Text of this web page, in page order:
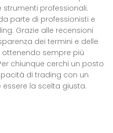
professionali.
parte di professionisti e
Grazie alle recensioni
dei termini e delle
sempre più
chiunque cerchi un posto
di trading con un
essere la scelta giusta.